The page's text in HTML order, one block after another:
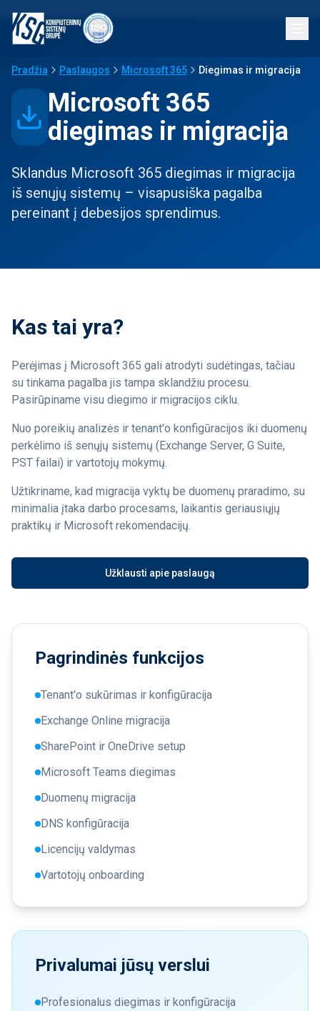
Pradžia Paslaugos Microsoft 365 Diegimas ir migracija
Microsoft 365
diegimas ir migracija
Sklandus Microsoft 365 diegimas ir migracija
iš senųjų sistemų – visapusiška pagalba
pereinant į debesijos sprendimus.
Kas tai yra?
Perėjimas į Microsoft 365 gali atrodyti sudėtingas, tačiau
su tinkama pagalba jis tampa sklandžiu procesu.
Pasirūpiname visu diegimo ir migracijos ciklu.
Nuo poreikių analizės ir tenant'o konfigūracijos iki duomenų
perkėlimo iš senųjų sistemų (Exchange Server, G Suite,
PST failai) ir vartotojų mokymų.
Užtikriname, kad migracija vyktų be duomenų praradimo, su
minimalia įtaka darbo procesams, laikantis geriausiųjų
praktikų ir Microsoft rekomendacijų.
Užklausti apie paslaugą
Pagrindinės funkcijos
Tenant'o sukūrimas ir konfigūracija
Exchange Online migracija
SharePoint ir OneDrive setup
Microsoft Teams diegimas
Duomenų migracija
DNS konfigūracija
Licencijų valdymas
Vartotojų onboarding
Privalumai jūsų verslui
Profesionalus diegimas ir konfigūracija